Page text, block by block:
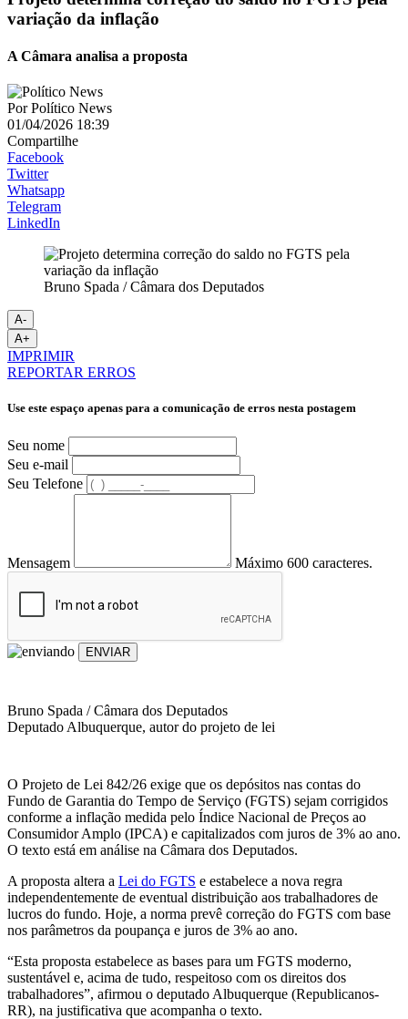
variação da inflação
A Câmara analisa a proposta
PorPolítico News
01/04/2026 18:39
Compartilhe
Facebook
Twitter
Whatsapp
Telegram
LinkedIn
Bruno Spada / Câmara dos Deputados
A-
A+
IMPRIMIR
REPORTAR ERROS
Use este espaço apenas para a comunicação de erros nesta postagem
Seu nome
Seu e-mail
Seu Telefone
Mensagem Máximo 600 caracteres.
ENVIAR
Bruno Spada / Câmara dos Deputados
Deputado Albuquerque, autor do projeto de lei
O Projeto de Lei 842/26 exige que os depósitos nas contas do
Fundo de Garantia do Tempo de Serviço (FGTS) sejam corrigidos
conforme a inflação medida pelo Índice Nacional de Preços ao
Consumidor Amplo (IPCA) e capitalizados com juros de 3% ao ano.
O texto está em análise na Câmara dos Deputados.
A proposta altera a Lei do FGTS e estabelece a nova regra
independentemente de eventual distribuição aos trabalhadores de
lucros do fundo. Hoje, a norma prevê correção do FGTS com base
nos parâmetros da poupança e juros de 3% ao ano.
“Esta proposta estabelece as bases para um FGTS moderno,
sustentável e, acima de tudo, respeitoso com os direitos dos
trabalhadores”, afirmou o deputado Albuquerque (Republicanos-
RR), na justificativa que acompanha o texto.